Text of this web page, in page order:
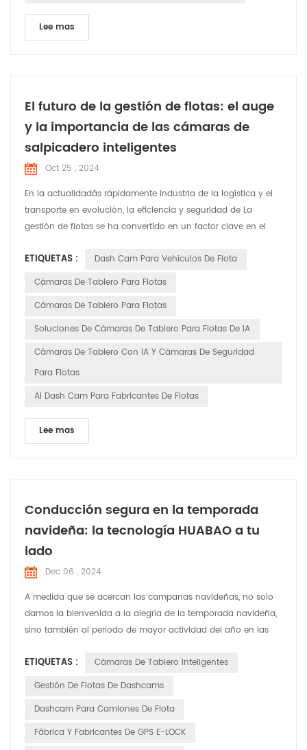
Lee mas
El futuro de la gestión de flotas: el auge
y la importancia de las cámaras de
salpicadero inteligentes
Oct 25 , 2024
En la actualidadâs rápidamente industria de la logística y el
transporte en evolución, la eficiencia y seguridad de La
gestión de flotas se ha convertido en un factor clave en el
los avances tecnológicos, las cámaras de tablero inteligentes
tienen transformado de simples herramientas de grabación
ETIQUETAS :
Dash Cam Para Vehículos De Flota
Cámaras De Tablero Para Flotas
Cámaras De Tablero Para Flotas
Soluciones De Cámaras De Tablero Para Flotas De IA
Cámaras De Tablero Con IA Y Cámaras De Seguridad
Para Flotas
AI Dash Cam Para Fabricantes De Flotas
Lee mas
Conducción segura en la temporada
navideña: la tecnología HUABAO a tu
lado
Dec 06 , 2024
A medida que se acercan las campanas navideñas, no solo
damos la bienvenida a la alegría de la temporada navideña,
sino también al período de mayor actividad del año en las
HUABAO Technology, un fabricante líder de grabadoras de
conducción y productos GPS elock, se compromete a
ETIQUETAS :
Cámaras De Tablero Inteligentes
Gestión De Flotas De Dashcams
Dashcam Para Camiones De Flota
Fábrica Y Fabricantes De GPS E-LOCK